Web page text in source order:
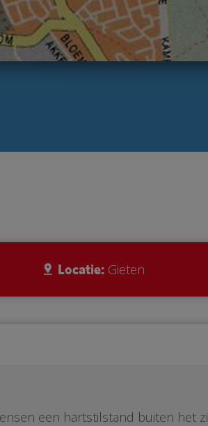
Locatie: Gieten
een hartstilstand buiten het